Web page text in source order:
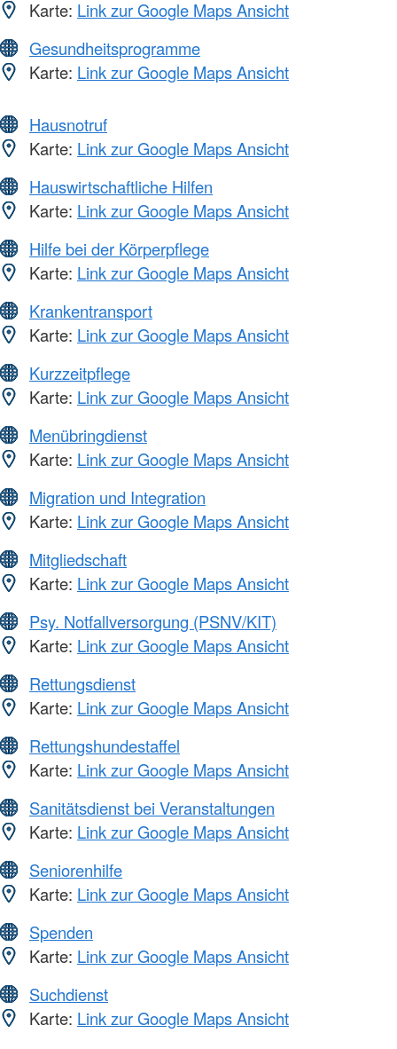
Karte: Link zur Google Maps Ansicht
Gesundheitsprogramme
Karte: Link zur Google Maps Ansicht
Hausnotruf
Karte: Link zur Google Maps Ansicht
Hauswirtschaftliche Hilfen
Karte: Link zur Google Maps Ansicht
Hilfe bei der Körperpflege
Karte: Link zur Google Maps Ansicht
Krankentransport
Karte: Link zur Google Maps Ansicht
Kurzzeitpflege
Karte: Link zur Google Maps Ansicht
Menübringdienst
Karte: Link zur Google Maps Ansicht
Migration und Integration
Karte: Link zur Google Maps Ansicht
Mitgliedschaft
Karte: Link zur Google Maps Ansicht
Psy. Notfallversorgung (PSNV/KIT)
Karte: Link zur Google Maps Ansicht
Rettungsdienst
Karte: Link zur Google Maps Ansicht
Rettungshundestaffel
Karte: Link zur Google Maps Ansicht
Sanitätsdienst bei Veranstaltungen
Karte: Link zur Google Maps Ansicht
Seniorenhilfe
Karte: Link zur Google Maps Ansicht
Spenden
Karte: Link zur Google Maps Ansicht
Suchdienst
Karte: Link zur Google Maps Ansicht